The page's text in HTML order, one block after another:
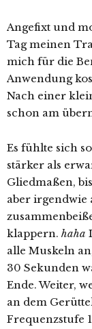
Angefixt und
Tag meinen
mich für die
Anwendung
Nach einer
schon am
Es fühlte sich
stärker als
Gliedmaßen,
aber irgendwie
klappern. haha
alle Muskeln
30 Sekunden
Ende. Weiter,
an dem
Frequenzstufe